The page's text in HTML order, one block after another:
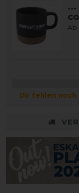
Ab
Dir fehlen noch